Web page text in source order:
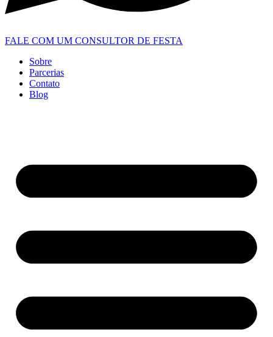
FALE COM UM CONSULTOR DE FESTA
Sobre
Parcerias
Contato
Blog